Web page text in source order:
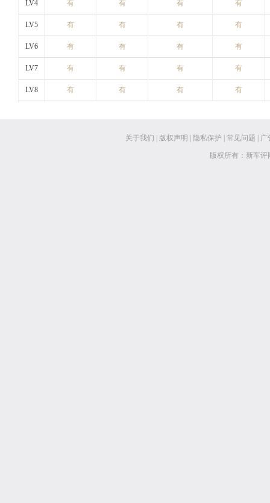
LV4 有 有 有 有
LV5 有 有 有 有
LV6 有 有 有 有
LV7 有 有 有 有
LV8 有 有 有 有
关于我们 版权声明 隐私保护 常见问题 广
版权所有：新车评